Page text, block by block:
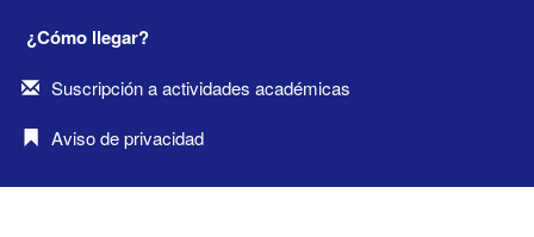
¿Cómo llegar?
Suscripción a actividades académicas
Aviso de privacidad